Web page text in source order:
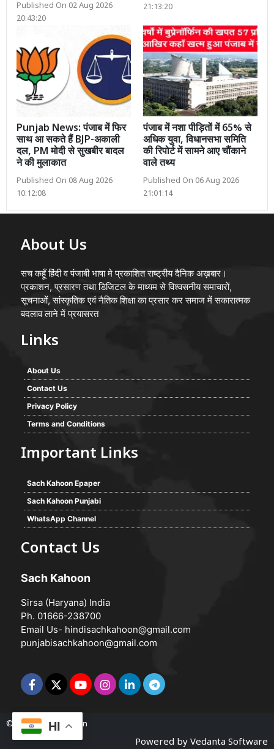
Published On 02 Aug 2026
20:43:20
21:13:20
Punjab News: पंजाब में फिर
साथ आ सकते हैं BJP-अकाली
दल, PM मोदी से सुखबीर बादल
ने की मुलाकात
Published On 08 Aug 2026
10:12:08
पंजाब में नशा पीड़ितों में 65% से
अधिक युवा, विधानसभा समिति
की रिपोर्ट में सामने आए चौंकाने
वाले तथ्य
Published On 06 Aug 2026
21:01:14
About Us
सच कहूँ हिंदी व पंजाबी भाषा मे प्रकाशित राष्ट्रीय दैनिक अख़बार।
प्रकाशन, प्रसारण तथा डिजिटल के माध्यम से विश्वसनीय समाचारों,
सूचनाओं, सांस्कृतिक एवं नैतिक शिक्षा का प्रसार कर समाज में सकारात्मक
बदलाव लाने में प्रयासरत
Links
About Us
Contact Us
Privacy Policy
Terms and Conditions
Important Links
Sach Kahoon Epaper
Sach Kahoon Punjabi
WhatsApp Channel
Contact Us
Sach Kahoon
Sirsa (Haryana) India
Ph. 01666-238700
Email Us- hindisachkahoon@gmail.com
punjabisachkahoon@gmail.com
© 2026 -Sach Kahoon
Powered by Vedanta Software
HI